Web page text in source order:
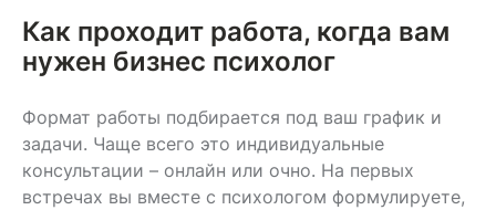
Как проходит работа, когда вам
нужен бизнес психолог
Формат работы подбирается под ваш график и
задачи. Чаще всего это индивидуальные
консультации – онлайн или очно. На первых
встречах вы вместе с психологом формулируете,